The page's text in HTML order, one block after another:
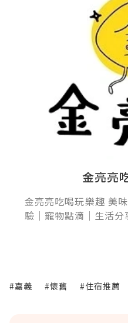
金亮亮
金亮亮吃喝玩樂趣 美
驗｜寵物點滴｜生活
#嘉義 #懷舊 #住宿推薦